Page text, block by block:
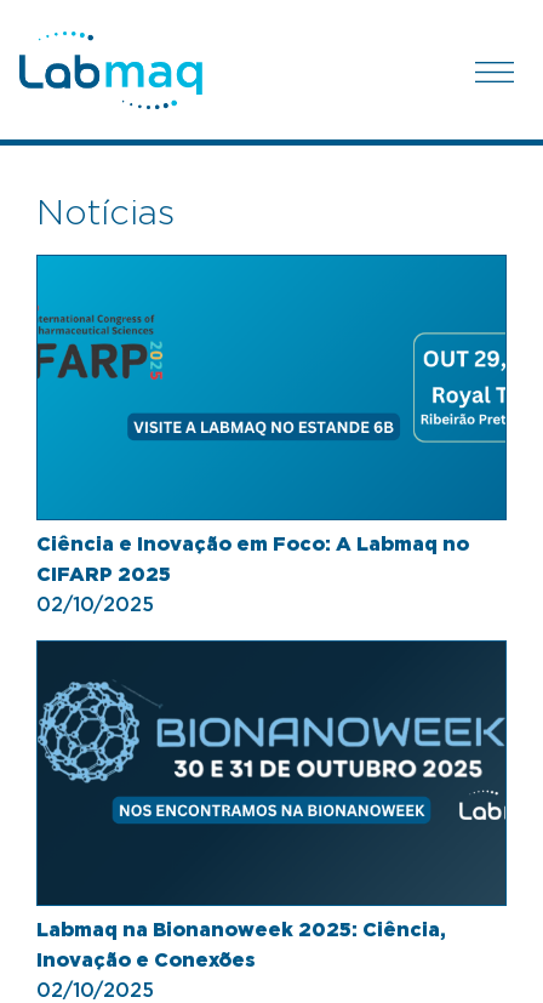
Notícias
Ciência e Inovação em Foco: A Labmaq no
CIFARP 2025
02/10/2025
Labmaq na Bionanoweek 2025: Ciência,
Inovação e Conexões
02/10/2025